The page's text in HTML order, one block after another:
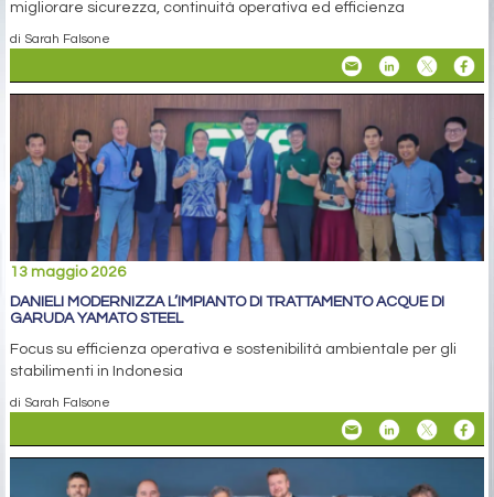
migliorare sicurezza, continuità operativa ed efficienza
di Sarah Falsone
13 maggio 2026
DANIELI MODERNIZZA L’IMPIANTO DI TRATTAMENTO ACQUE DI
GARUDA YAMATO STEEL
Focus su efficienza operativa e sostenibilità ambientale per gli
stabilimenti in Indonesia
di Sarah Falsone